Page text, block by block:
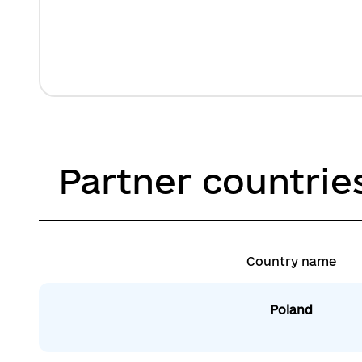
Partner
Country name
Poland